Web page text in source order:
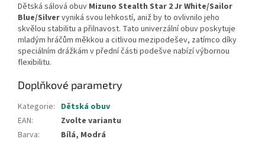
Dětská sálová obuv Mizuno Stealth Star 2 Jr White/Sailor
Blue/Silvervyniká svou lehkostí, aniž by to ovlivnilo jeho
skvělou stabilitu a přilnavost. Tato univerzální obuv poskytuje
mladým hráčům měkkou a citlivou mezipodešev, zatímco díky
speciálním drážkám v přední části podešve nabízí výbornou
flexibilitu.
Doplňkové parametry
Kategorie: Dětská obuv
EAN:
Zvolte variantu
Barva:
Bílá, Modrá